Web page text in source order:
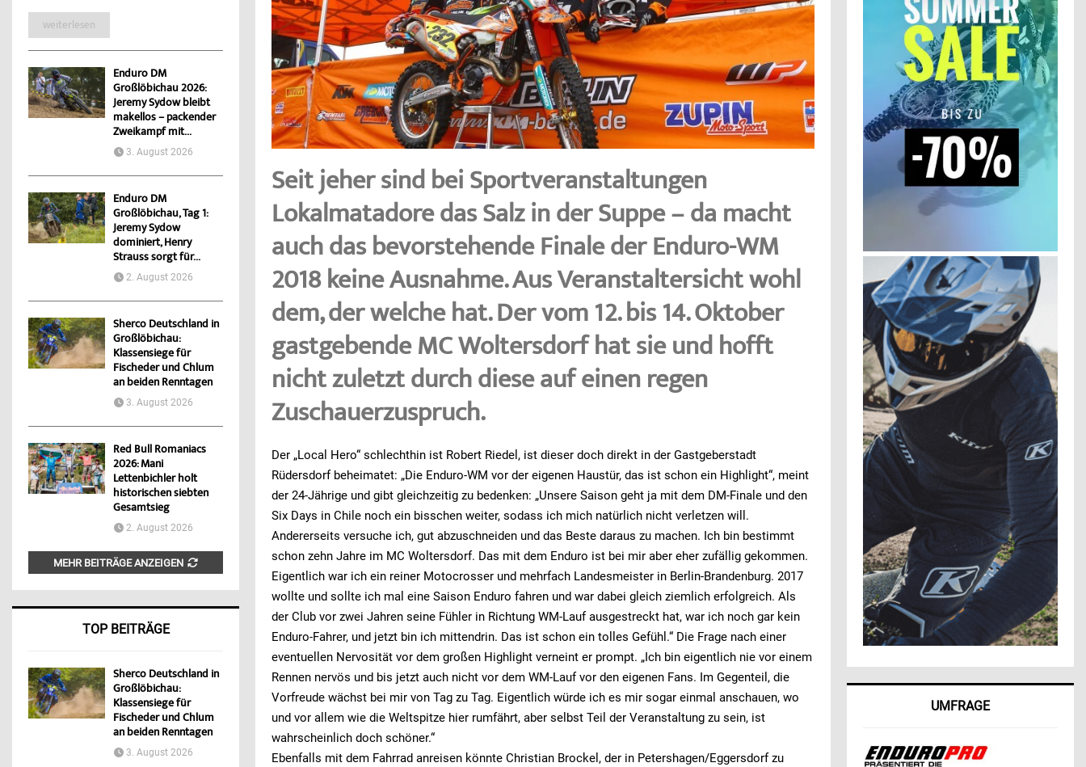
Seit jeher sind bei Sportveranstaltungen
Lokalmatadore das Salz in der Suppe – da macht
auch das bevorstehende Finale der Enduro-WM
2018 keine Ausnahme. Aus Veranstaltersicht wohl
dem, der welche hat. Der vom 12. bis 14. Oktober
gastgebende MC Woltersdorf hat sie und hofft
nicht zuletzt durch diese auf einen regen
Zuschauerzuspruch.
Der „Local Hero“ schlechthin ist Robert Riedel, ist dieser doch direkt in der Gastgeberstadt
Rüdersdorf beheimatet: „Die Enduro-WM vor der eigenen Haustür, das ist schon ein Highlight“, meint
der 24-Jährige und gibt gleichzeitig zu bedenken: „Unsere Saison geht ja mit dem DM-Finale und den
Six Days in Chile noch ein bisschen weiter, sodass ich mich natürlich nicht verletzen will.
Andererseits versuche ich, gut abzuschneiden und das Beste daraus zu machen. Ich bin bestimmt
schon zehn Jahre im MC Woltersdorf. Das mit dem Enduro ist bei mir aber eher zufällig gekommen.
Eigentlich war ich ein reiner Motocrosser und mehrfach Landesmeister in Berlin-Brandenburg. 2017
wollte und sollte ich mal eine Saison Enduro fahren und war dabei gleich ziemlich erfolgreich. Als
der Club vor zwei Jahren seine Fühler in Richtung WM-Lauf ausgestreckt hat, war ich noch gar kein
Enduro-Fahrer, und jetzt bin ich mittendrin. Das ist schon ein tolles Gefühl.“ Die Frage nach einer
eventuellen Nervosität vor dem großen Highlight verneint er prompt. „Ich bin eigentlich nie vor einem
Rennen nervös und bis jetzt auch nicht vor dem WM-Lauf vor den eigenen Fans. Im Gegenteil, die
Vorfreude wächst bei mir von Tag zu Tag. Eigentlich würde ich es mir sogar einmal anschauen, wo
und vor allem wie die Weltspitze hier rumfährt, aber selbst Teil der Veranstaltung zu sein, ist
wahrscheinlich doch schöner.“
Ebenfalls mit dem Fahrrad anreisen könnte Christian Brockel, der in Petershagen/Eggersdorf zu
weiterlesen
Enduro DM
Großlöbichau 2026:
Jeremy Sydow bleibt
makellos – packender
Zweikampf mit...
3. August 2026
Enduro DM
Großlöbichau, Tag 1:
Jeremy Sydow
dominiert, Henry
Strauss sorgt für...
2. August 2026
Sherco Deutschland in
Großlöbichau:
Klassensiege für
Fischeder und Chlum
an beiden Renntagen
3. August 2026
Red Bull Romaniacs
2026: Mani
Lettenbichler holt
historischen siebten
Gesamtsieg
2. August 2026
MEHR BEITRÄGE ANZEIGEN
TOP BEITRÄGE
Sherco Deutschland in
Großlöbichau:
Klassensiege für
Fischeder und Chlum
an beiden Renntagen
3. August 2026
UMFRAGE